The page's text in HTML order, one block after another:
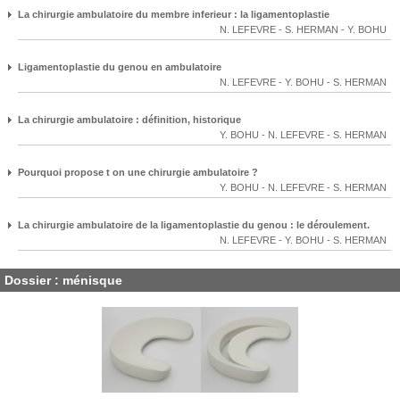
La chirurgie ambulatoire du membre inferieur : la ligamentoplastie
N. LEFEVRE - S. HERMAN - Y. BOHU
Ligamentoplastie du genou en ambulatoire
N. LEFEVRE - Y. BOHU - S. HERMAN
La chirurgie ambulatoire : définition, historique
Y. BOHU - N. LEFEVRE - S. HERMAN
Pourquoi propose t on une chirurgie ambulatoire ?
Y. BOHU - N. LEFEVRE - S. HERMAN
La chirurgie ambulatoire de la ligamentoplastie du genou : le déroulement.
N. LEFEVRE - Y. BOHU - S. HERMAN
Dossier : ménisque